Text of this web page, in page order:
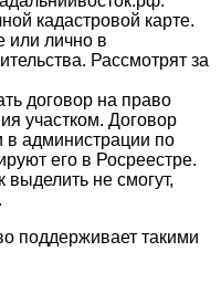
кадастровой карте.
или лично в
Рассмотрят за
договор на право
участком. Договор
в администрации по
его в Росреестре.
не смогут,
поддерживает такими